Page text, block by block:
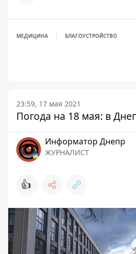
МЕДИЦИНА БЛАГОУСТРОЙСТВО
23:59, 17 мая 2021
Погода на 18 мая: в
Информатор Днепр
ЖУРНАЛИСТ
👍